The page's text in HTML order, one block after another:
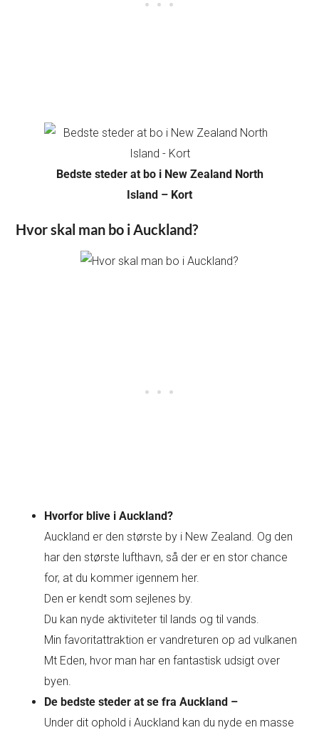
Bedste steder at bo i New Zealand North
Island – Kort
Hvor skal man bo i Auckland?
Hvorfor blive i Auckland?
Auckland er den største by i New Zealand. Og den
har den største lufthavn, så der er en stor chance
for, at du kommer igennem her.
Den er kendt som sejlenes by.
Du kan nyde aktiviteter til lands og til vands.
Min favoritattraktion er vandreturen op ad vulkanen
Mt Eden, hvor man har en fantastisk udsigt over
byen.
De bedste steder at se fra Auckland –
Under dit ophold i Auckland kan du nyde en masse